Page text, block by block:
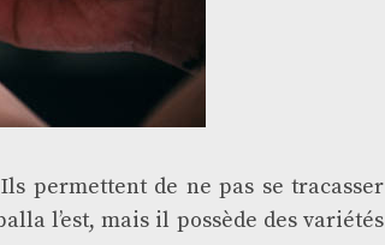
permettent de ne pas se tracasser
l’est, mais il possède des variétés